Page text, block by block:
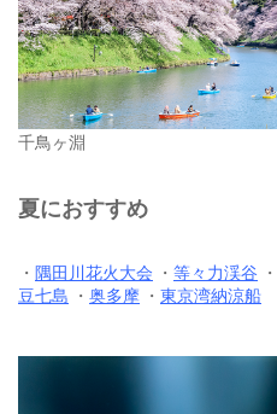
千鳥ヶ淵
夏におすすめ
・ 隅田川花火大会 ・ 等々力渓谷 ・
豆七島 ・ 奥多摩 ・ 東京湾納涼船